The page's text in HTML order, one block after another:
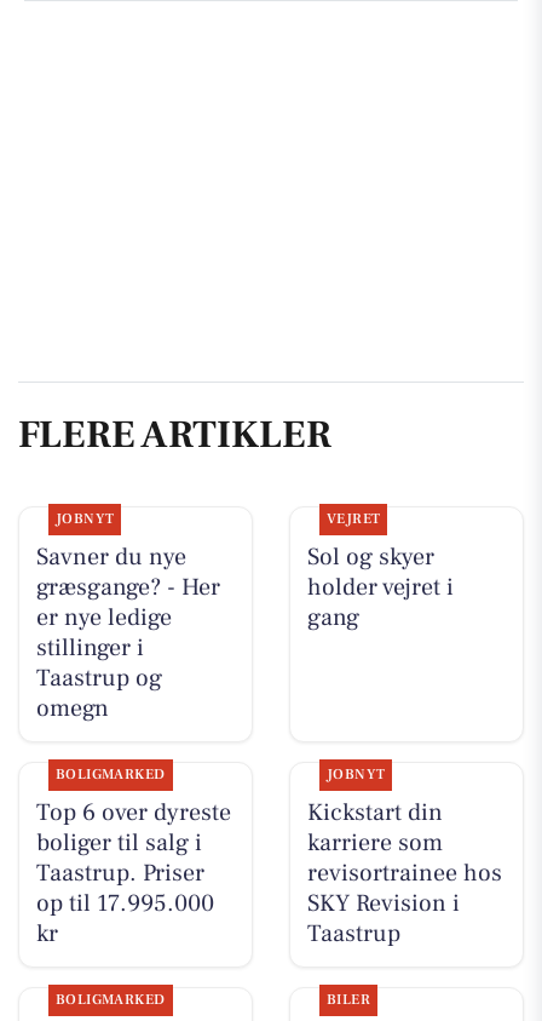
FLERE ARTIKLER
JOBNYT
Savner du nye
græsgange? - Her
er nye ledige
stillinger i
Taastrup og
omegn
VEJRET
Sol og skyer
holder vejret i
gang
BOLIGMARKED
Top 6 over dyreste
boliger til salg i
Taastrup. Priser
op til 17.995.000
kr
JOBNYT
Kickstart din
karriere som
revisortrainee hos
SKY Revision i
Taastrup
BOLIGMARKED BILER